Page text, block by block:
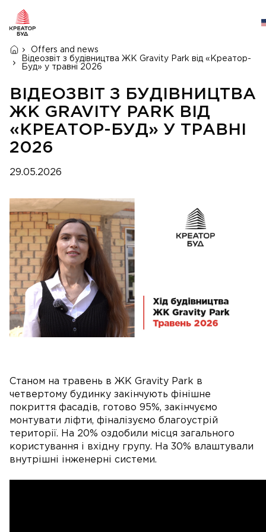
Offers and news
Відеозвіт з будівництва ЖК Gravity Park від «Креатор-
Буд» у травні 2026
ВІДЕОЗВІТ З БУДІВНИЦТВА
ЖК GRAVITY PARK ВІД
«КРЕАТОР-БУД» У ТРАВНІ
2026
29.05.2026
Станом на травень в ЖК Gravity Park в
четвертому будинку закінчують фінішне
покриття фасадів, готово 95%, закінчуємо
монтувати ліфти, фіналізуємо благоустрій
території. На 20% оздобили місця загального
користування і вхідну групу. На 30% влаштували
внутрішні інженерні системи.